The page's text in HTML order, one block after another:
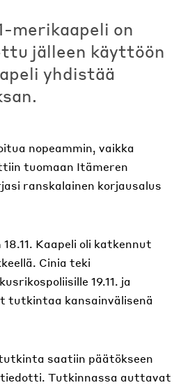
merikaapeli on
jälleen käyttöön
yhdistää
nopeammin, vaikka
tuomaan Itämeren
ranskalainen korjausalus
Kaapeli oli katkennut
Cinia teki
19.11. ja
tutkintaa kansainvälisenä
saatiin päätökseen
Tutkinnassa auttavat